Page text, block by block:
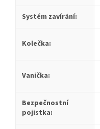
Systém zavírání:
Kolečka:
Vanička:
Bezpečnostní
pojistka: